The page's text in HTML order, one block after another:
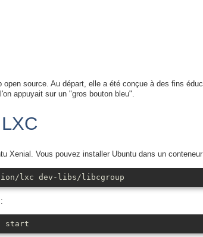
open source. Au départ, elle a été conçue à des fins
appuyait sur un "gros bouton bleu".
Xenial. Vous pouvez installer Ubuntu dans un
lxc dev-libs/libcgroup
start